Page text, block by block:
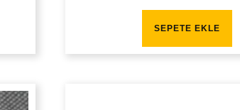
SEPETE EKLE